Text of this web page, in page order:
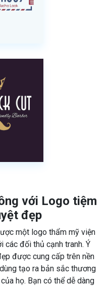
với Logo tiệm
đẹp
một logo thẩm mỹ viện
các đối thủ cạnh tranh. Ý
được cung cấp trên nền
tạo ra bản sắc thương
họ. Bạn có thể dễ dàng